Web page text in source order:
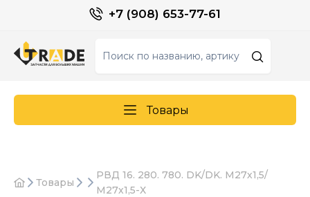
+7 (908) 653-77-61
Товары
Товары
РВД 16. 280. 780. DK/DK. М27х1,5/
М27х1,5-Х